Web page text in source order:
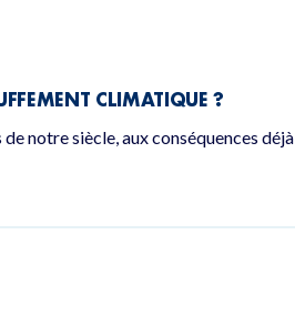
CLIMATIQUE ?
notre siècle, aux conséquences déjà